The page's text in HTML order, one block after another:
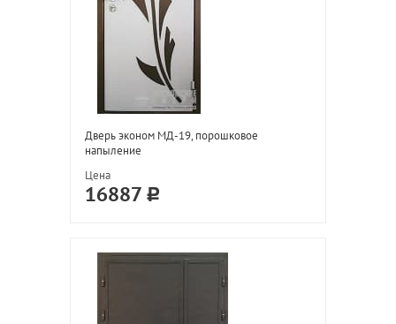
Дверь эконом МД-19, порошковое
напыление
Цена
16887